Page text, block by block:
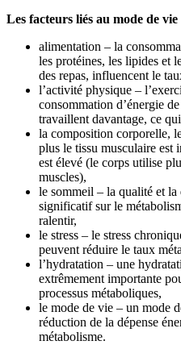
Les facteurs liés au mode de vie
alimentation – la
les protéines, les lipides et
des repas, influencent le
l’activité physique –
consommation d’énergie
travaillent davantage, ce
la composition corporelle,
plus le tissu musculaire est
est élevé (le corps utilise
muscles),
le sommeil – la qualité et
significatif sur le
ralentir,
le stress – le stress
peuvent réduire le taux
l’hydratation – une
extrêmement importante
processus métaboliques,
le mode de vie – un mode
réduction de la dépense
métabolisme.